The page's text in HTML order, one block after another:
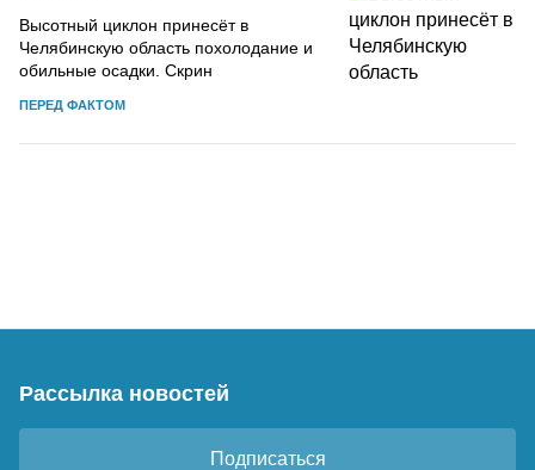
Высотный циклон принесёт в
Челябинскую область похолодание и
обильные осадки. Скрин
ПЕРЕД ФАКТОМ
Рассылка новостей
Подписаться